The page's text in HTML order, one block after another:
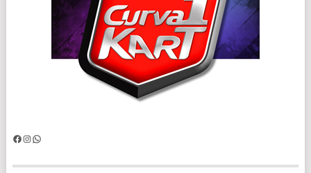
Facebook
Instagram
WhatsApp